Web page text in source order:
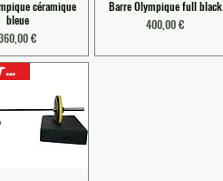
céramique
bleue
Prix€
Barre Olympique full black
Prix
400,00 €
EN STOCK